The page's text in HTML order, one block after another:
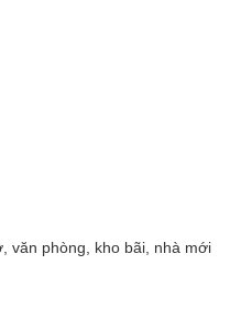
văn phòng, kho bãi, nhà mới